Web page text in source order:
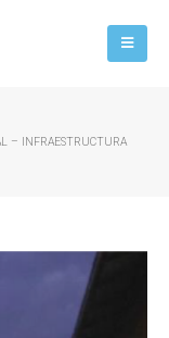
– INFRAESTRUCTURA